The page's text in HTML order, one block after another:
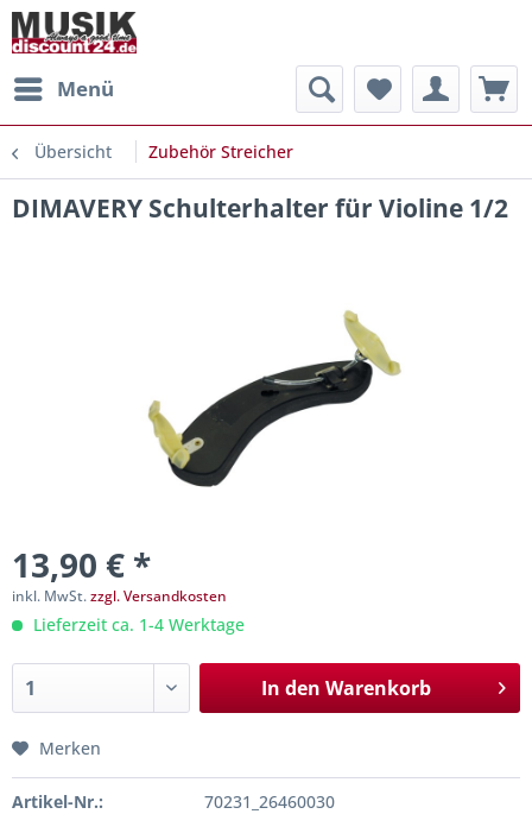
Menü
Übersicht Zubehör Streicher
DIMAVERY Schulterhalter für Violine 1/2
13,90 € *
inkl. MwSt.zzgl. Versandkosten
Lieferzeit ca. 1-4 Werktage
In den Warenkorb
Merken
Artikel-Nr.:
70231_26460030